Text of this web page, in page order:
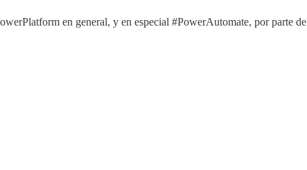
en general, y en especial #PowerAutomate, por parte de